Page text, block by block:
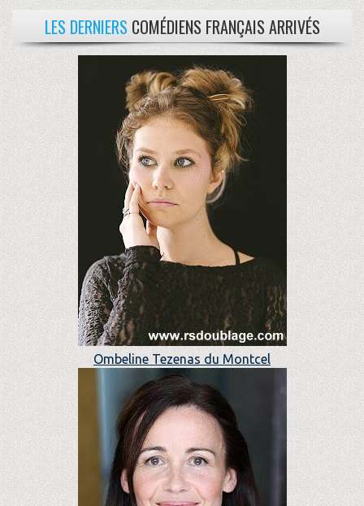
LES DERNIERS COMÉDIENS FRANÇAIS ARRIVÉS
Ombeline Tezenas du Montcel